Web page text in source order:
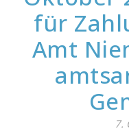
für
Amt
7.